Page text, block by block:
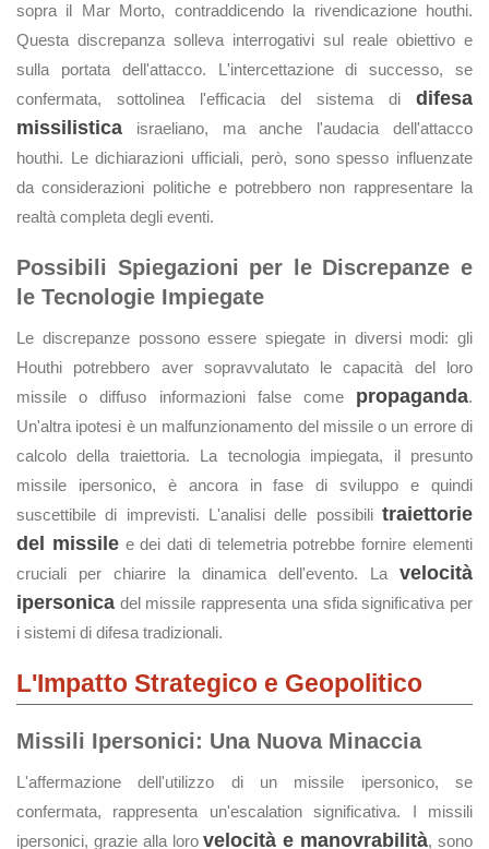
sopra il Mar Morto, contraddicendo la rivendicazione houthi.
Questa discrepanza solleva interrogativi sul reale obiettivo e
sulla portata dell'attacco. L'intercettazione di successo, se
confermata, sottolinea l'efficacia del sistema di difesa
missilistica israeliano, ma anche l'audacia dell'attacco
houthi. Le dichiarazioni ufficiali, però, sono spesso influenzate
da considerazioni politiche e potrebbero non rappresentare la
realtà completa degli eventi.
Possibili Spiegazioni per le Discrepanze e
le Tecnologie Impiegate
Le discrepanze possono essere spiegate in diversi modi: gli
Houthi potrebbero aver sopravvalutato le capacità del loro
missile o diffuso informazioni false come propaganda.
Un'altra ipotesi è un malfunzionamento del missile o un errore di
calcolo della traiettoria. La tecnologia impiegata, il presunto
missile ipersonico, è ancora in fase di sviluppo e quindi
suscettibile di imprevisti. L'analisi delle possibili traiettorie
del missilee dei dati di telemetria potrebbe fornire elementi
cruciali per chiarire la dinamica dell'evento. La velocità
ipersonica del missile rappresenta una sfida significativa per
i sistemi di difesa tradizionali.
L'Impatto Strategico e Geopolitico
Missili Ipersonici: Una Nuova Minaccia
L'affermazione dell'utilizzo di un missile ipersonico, se
confermata, rappresenta un'escalation significativa. I missili
ipersonici, grazie alla lorovelocità e manovrabilità, sono